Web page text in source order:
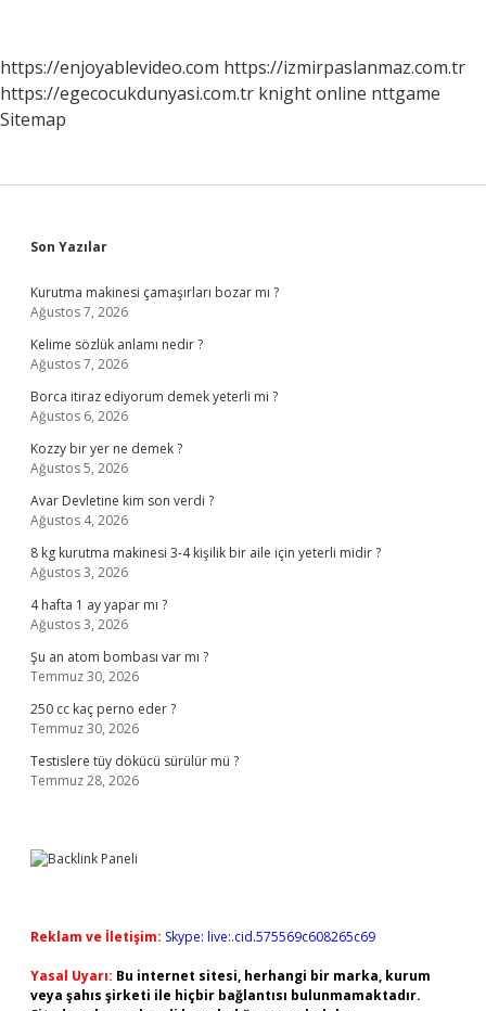
https://enjoyablevideo.com https://izmirpaslanmaz.com.tr
https://egecocukdunyasi.com.tr knight online nttgame
Sitemap
Sidebar
Son Yazılar
Kurutma makinesi çamaşırları bozar mı ?
Ağustos 7, 2026
Kelime sözlük anlamı nedir ?
Ağustos 7, 2026
Borca itiraz ediyorum demek yeterli mi ?
Ağustos 6, 2026
Kozzy bir yer ne demek ?
Ağustos 5, 2026
Avar Devletine kim son verdi ?
Ağustos 4, 2026
8 kg kurutma makinesi 3-4 kişilik bir aile için yeterli midir ?
Ağustos 3, 2026
4 hafta 1 ay yapar mı ?
Ağustos 3, 2026
Şu an atom bombası var mı ?
Temmuz 30, 2026
250 cc kaç perno eder ?
Temmuz 30, 2026
Testislere tüy dökücü sürülür mü ?
Temmuz 28, 2026
Reklam ve İletişim: Skype: live:.cid.575569c608265c69
Yasal Uyarı: Bu internet sitesi, herhangi bir marka, kurum
veya şahıs şirketi ile hiçbir bağlantısı bulunmamaktadır.